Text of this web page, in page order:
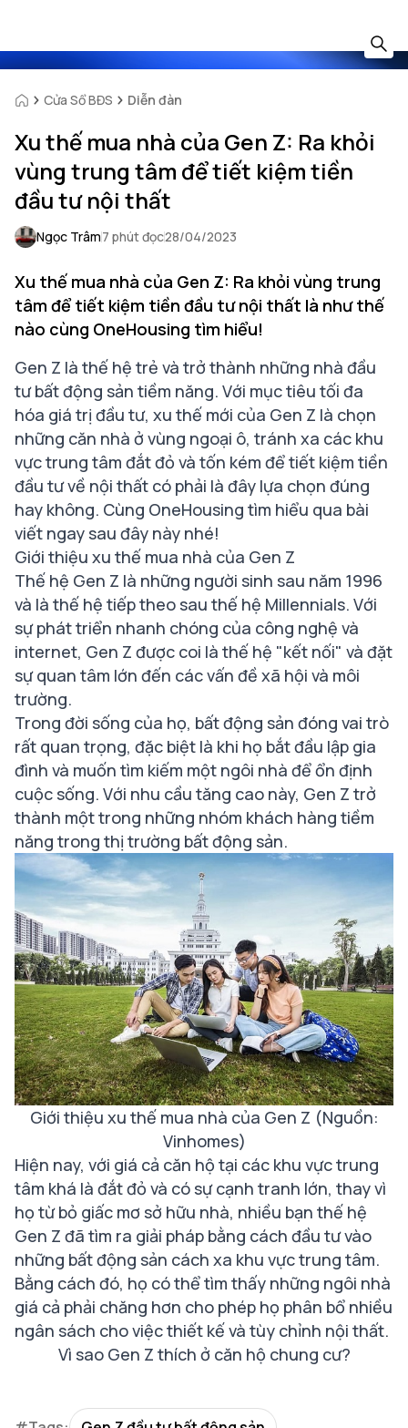
Cửa Sổ BĐS Diễn đàn
Xu thế mua nhà của Gen Z: Ra khỏi
vùng trung tâm để tiết kiệm tiền
đầu tư nội thất
Ngọc Trâm7 phút đọc28/04/2023
Xu thế mua nhà của Gen Z: Ra khỏi vùng trung
tâm để tiết kiệm tiền đầu tư nội thất là như thế
nào cùng OneHousing tìm hiểu!
Gen Z là thế hệ trẻ và trở thành những nhà đầu
tư bất động sản tiềm năng. Với mục tiêu tối đa
hóa giá trị đầu tư, xu thế mới của Gen Z là chọn
những căn nhà ở vùng ngoại ô, tránh xa các khu
vực trung tâm đắt đỏ và tốn kém để tiết kiệm tiền
đầu tư về nội thất có phải là đây lựa chọn đúng
hay không. Cùng OneHousing tìm hiểu qua bài
viết ngay sau đây này nhé!
Giới thiệu xu thế mua nhà của Gen Z
Thế hệ Gen Z là những người sinh sau năm 1996
và là thế hệ tiếp theo sau thế hệ Millennials. Với
sự phát triển nhanh chóng của công nghệ và
internet, Gen Z được coi là thế hệ "kết nối" và đặt
sự quan tâm lớn đến các vấn đề xã hội và môi
trường.
Trong đời sống của họ, bất động sản đóng vai trò
rất quan trọng, đặc biệt là khi họ bắt đầu lập gia
đình và muốn tìm kiếm một ngôi nhà để ổn định
cuộc sống. Với nhu cầu tăng cao này, Gen Z trở
thành một trong những nhóm khách hàng tiềm
năng trong thị trường bất động sản.
Giới thiệu xu thế mua nhà của Gen Z (Nguồn:
Vinhomes)
Hiện nay, với giá cả căn hộ tại các khu vực trung
tâm khá là đắt đỏ và có sự cạnh tranh lớn, thay vì
họ từ bỏ giấc mơ sở hữu nhà, nhiều bạn thế hệ
Gen Z đã tìm ra giải pháp bằng cách đầu tư vào
những bất động sản cách xa khu vực trung tâm.
Bằng cách đó, họ có thể tìm thấy những ngôi nhà
giá cả phải chăng hơn cho phép họ phân bổ nhiều
ngân sách cho việc thiết kế và tùy chỉnh nội thất.
Vì sao Gen Z thích ở căn hộ chung cư?